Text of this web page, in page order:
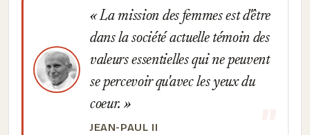
La mission des femmes est d'être
dans la société actuelle témoin des
valeurs essentielles qui ne peuvent
se percevoir qu'avec les yeux du
coeur.
JEAN-PAUL II